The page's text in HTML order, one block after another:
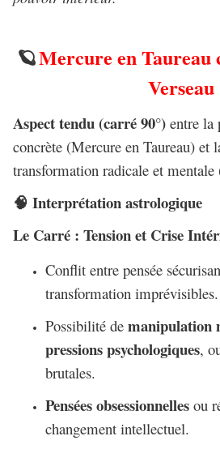
🪐Mercure en Taureau
Verseau
Aspect tendu (carré 90°) entre la
concrète (Mercure en Taureau) et
transformation radicale et mentale
🧠 Interprétation astrologique
Le Carré : Tension et Crise
Conflit entre pensée
transformation imprévisibles.
Possibilité de manipulation
pressions psychologiques,
brutales.
Pensées obsessionnelles ou
changement intellectuel.